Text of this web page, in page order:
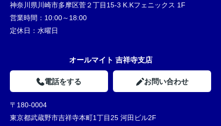
神奈川県川崎市多摩区菅２丁目15-3 K.Kフェニックス 1F
営業時間： 10:00～18:00
定休日： 水曜日
オールマイト 吉祥寺支店
電話をする お問い合わせ
〒180-0004
東京都武蔵野市吉祥寺本町1丁目25 河田ビル2F